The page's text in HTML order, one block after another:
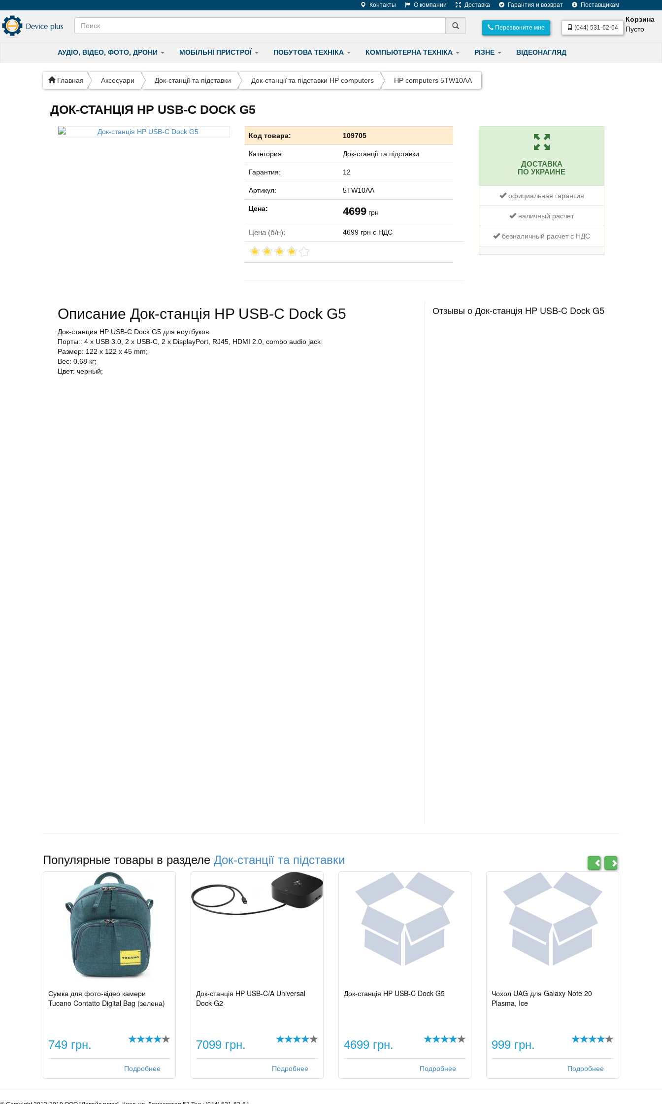
Контакты О компании Доставка Гарантия и возврат Поставщикам
Перезвоните мне (044) 531-62-64
Корзина
Пусто
АУДІО, ВІДЕО, ФОТО, ДРОНИ МОБІЛЬНІ ПРИСТРОЇ ПОБУТОВА ТЕХНІКА КОМПЬЮТЕРНА ТЕХНІКА РІЗНЕ ВІДЕОНАГЛЯД
Главная Аксесуари Док-станції та підставки Док-станції та підставки HP computers HP computers 5TW10AA
ДОК-СТАНЦІЯ HP USB-C DOCK G5
Код товара: 109705
Категория: Док-станції та підставки
Гарантия: 12
Артикул: 5TW10AA
Цена: 4699 грн
Цена (б/н): 4699 грн с НДС
ДОСТАВКА
ПО УКРАИНЕ
официальная гарантия
наличный расчет
безналичный расчет с НДС
Описание Док-станція HP USB-C Dock G5
Док-станция HP USB-C Dock G5 для ноутбуков.
Порты:: 4 х USB 3.0, 2 х USB-С, 2 х DisplayPort, RJ45, HDMI 2.0, combo audio jack
Размер: 122 x 122 x 45 mm;
Вес: 0.68 кг;
Цвет: черный;
Отзывы о Док-станція HP USB-C Dock G5
Популярные товары в разделе Док-станції та підставки
Сумка для фото-відео камери
Tucano Contatto Digital Bag (зелена)
749 грн.
Подробнее
Док-станція HP USB-C/A Universal
Dock G2
7099 грн.
Подробнее
Док-станція HP USB-C Dock G5
4699 грн.
Подробнее
Чохол UAG для Galaxy Note 20
Plasma, Ice
999 грн.
Подробнее